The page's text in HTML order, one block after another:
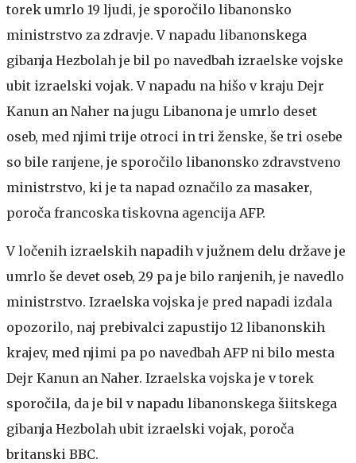
torek umrlo 19 ljudi, je sporočilo libanonsko
ministrstvo za zdravje. V napadu libanonskega
gibanja Hezbolah je bil po navedbah izraelske vojske
ubit izraelski vojak. V napadu na hišo v kraju Dejr
Kanun an Naher na jugu Libanona je umrlo deset
oseb, med njimi trije otroci in tri ženske, še tri osebe
so bile ranjene, je sporočilo libanonsko zdravstveno
ministrstvo, ki je ta napad označilo za masaker,
poroča francoska tiskovna agencija AFP.
V ločenih izraelskih napadih v južnem delu države je
umrlo še devet oseb, 29 pa je bilo ranjenih, je navedlo
ministrstvo. Izraelska vojska je pred napadi izdala
opozorilo, naj prebivalci zapustijo 12 libanonskih
krajev, med njimi pa po navedbah AFP ni bilo mesta
Dejr Kanun an Naher. Izraelska vojska je v torek
sporočila, da je bil v napadu libanonskega šiitskega
gibanja Hezbolah ubit izraelski vojak, poroča
britanski BBC.